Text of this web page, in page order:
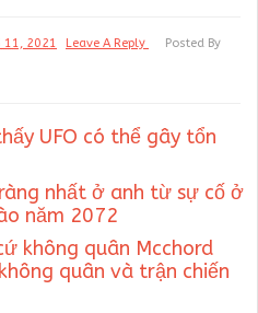
11, 2021 Leave A Reply Posted By
UFO có thể gây tổn
nhất ở anh từ sự cố ở
năm 2072
không quân Mcchord
quân và trận chiến